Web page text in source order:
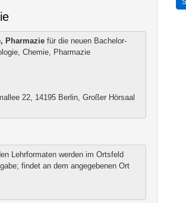
Pharmazie für die neuen Bachelor-
Chemie, Pharmazie
22, 14195 Berlin, Großer Hörsaal
Lehrformaten werden im Ortsfeld
findet an dem angegebenen Ort